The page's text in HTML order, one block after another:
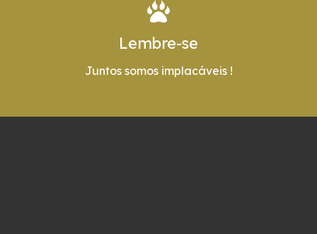
Lembre-se
Juntos somos implacáveis !